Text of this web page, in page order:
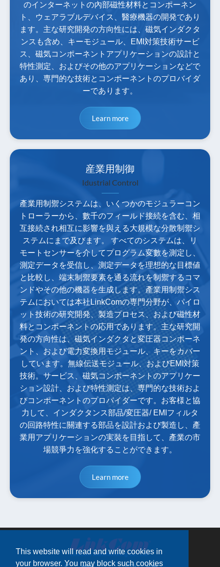
This website will read and write cookies in
your browser. You may block such cookies
のインターネットの內部磁性材料とコンポーネン
ト、ウェアラブルデバイス、醫療機器の開発であり
ます。主な研究開発の方向性には、磁気インダクタ
ンスも含め、キーモジュール、EMI対策技術サービ
ス、磁気コンポーネントアプリケーションの設計と
特性測定、およびその他のアプリケーションなどで
あり、専門的な技術とコンポーネントのプロバイダ
ーであります。
Learn more
産業用制御
Idustrial Control
產業用制禦システムは、いくつかのモジュラーコン
トローラーから、數千のフィールド接続を含む、相
互接続され相互に影響を與える大規模な分散制禦シ
ステムにまで及びます。 すべてのシステムは、リ
モートセンサーを介してプログラム変數を測定し、
測定データを受信し、測定データを理想的な目標値
と比較し、端末制禦要素を通る流れを制禦するコマ
ンドやその他の機器を生成します。產業用制禦シス
テムにおいては本社LinkComの専門分野が、パイロ
ット技術の研究開発、製造プロセス、および磁性材
料とコンポーネントの応用であります。主な研究開
発の方向性は、磁気インダクタと変圧器コンポーネ
ント、および電力変換用モジュール、キーをカバー
しています。無線伝送モジュール、およびEMI対策
技術。サービス、磁気コンポーネントのアプリケー
ション設計、および特性測定は、専門的な技術およ
びコンポーネントのプロバイダーです。お客様と協
力して、インダクタンス部品/変圧器/ EMIフィルタ
の回路特性に關連する部品を設計および製造し、產
業用アプリケーションの実裝を目指して、產業の市
場競爭力を強化することができます。
Learn more